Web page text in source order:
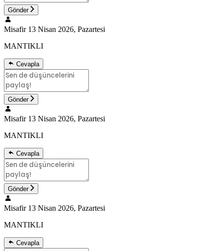
Gönder
Misafir 13 Nisan 2026, Pazartesi
MANTIKLI
Cevapla
Gönder
Misafir 13 Nisan 2026, Pazartesi
MANTIKLI
Cevapla
Gönder
Misafir 13 Nisan 2026, Pazartesi
MANTIKLI
Cevapla